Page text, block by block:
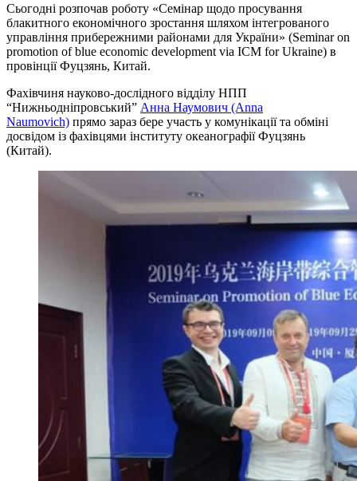
Сьогодні розпочав роботу «Семінар щодо просування
блакитного економічного зростання шляхом інтегрованого
управління прибережними районами для України» (Seminar on
promotion of blue economic development via ICM for Ukraine) в
провінції Фуцзянь, Китай.
Фахівчиня науково-дослідного відділу НПП
“Нижньодніпровський” Анна Наумович (Anna
Naumovich) прямо зараз бере участь у комунікації та обміні
досвідом із фахівцями інституту океанографії Фуцзянь
(Китай).